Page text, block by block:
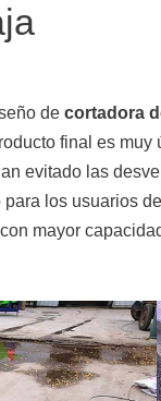
de cortadora
final es muy
evitado las
los usuarios
mayor